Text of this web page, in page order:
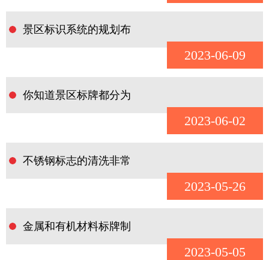
景区标识系统的规划布
2023-06-09
你知道景区标牌都分为
2023-06-02
不锈钢标志的清洗非常
2023-05-26
金属和有机材料标牌制
2023-05-05